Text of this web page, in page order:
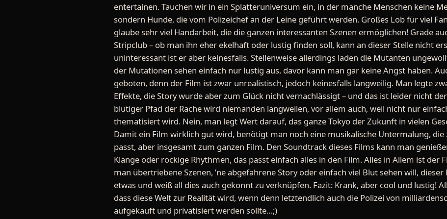
entertainen. Tauchen wir in ein Splatteruniversum ein, in der manche Menschen keine
sondern Hunde, die vom Polizeichef an der Leine geführt werden. Großes Lob für viel
glaube sehr viel Handarbeit, die die ganzen interessanten Szenen ermöglichen! Grade
Stripclub – ob man ihn eher ekelhaft oder lustig finden soll, kann an dieser Stelle nicht
uninteressant ist er aber keinesfalls. Stellenweise allerdings laden die Mutanten
der Mutationen sehen einfach nur lustig aus, davor kann man gar keine Angst haben.
geboten, denn der Film ist zwar unrealistisch, jedoch keinesfalls langweilig. Man legte
Effekte, die Story wurde aber zum Glück nicht vernachlässigt – und das ist leider nicht
blutiger Pfad der Rache wird niemanden langweilen, vor allem auch, weil nicht nur
thematisiert wird. Nein, man legt Wert darauf, das ganze Tokyo der Zukunft in vielen
Damit ein Film wirklich gut wird, benötigt man noch eine musikalische Untermalung, die
passt, aber insgesamt zum ganzen Film. Den Soundtrack dieses Films kann man
Klänge oder rockige Rhythmen, das passt einfach alles in den Film. Alles in Allem ist der
man übertriebene Szenen, ’ne abgefahrene Story oder einfach viel Blut sehen will,
etwas und weiß all dies auch gekonnt zu verknüpfen. Fazit: Krank, aber cool und lustig!
dass diese Welt zur Realität wird, wenn denn letztendlich auch die Polizei von
aufgekauft und privatisiert werden sollte…;)